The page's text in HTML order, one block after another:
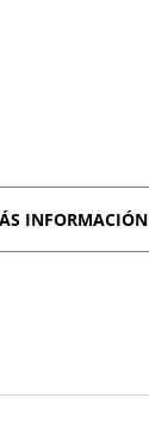
INFORMACIÓN